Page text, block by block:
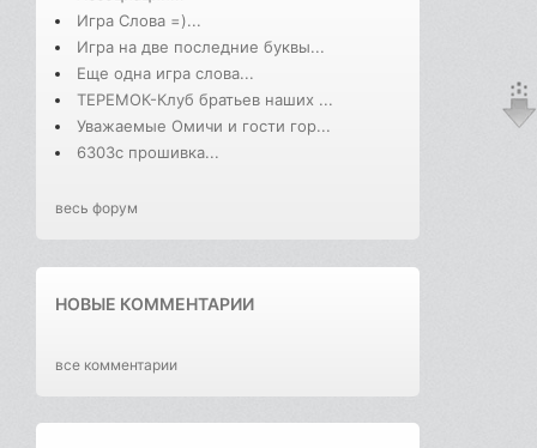
Игра Слова =)...
Игра на две последние буквы...
Еще одна игра слова...
ТЕРЕМОК-Клуб братьев наших ...
Уважаемые Омичи и гости гор...
6303с прошивка...
весь форум
НОВЫЕ КОММЕНТАРИИ
все комментарии